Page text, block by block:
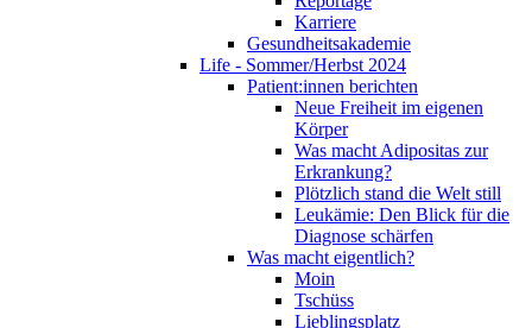
Karriere
Gesundheitsakademie
Life - Sommer/Herbst 2024
Patient:innen berichten
Neue Freiheit im eigenen
Körper
Was macht Adipositas zur
Erkrankung?
Plötzlich stand die Welt still
Leukämie: Den Blick für die
Diagnose schärfen
Was macht eigentlich?
Moin
Tschüss
Lieblingsplatz